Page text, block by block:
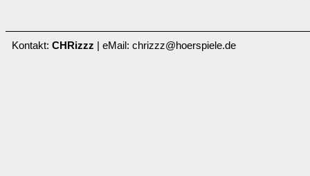
Kontakt: CHRizzz | eMail: chrizzz@hoerspiele.de